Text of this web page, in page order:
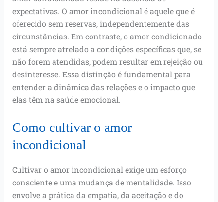
expectativas. O amor incondicional é aquele que é
oferecido sem reservas, independentemente das
circunstâncias. Em contraste, o amor condicionado
está sempre atrelado a condições específicas que, se
não forem atendidas, podem resultar em rejeição ou
desinteresse. Essa distinção é fundamental para
entender a dinâmica das relações e o impacto que
elas têm na saúde emocional.
Como cultivar o amor
incondicional
Cultivar o amor incondicional exige um esforço
consciente e uma mudança de mentalidade. Isso
envolve a prática da empatia, da aceitação e do